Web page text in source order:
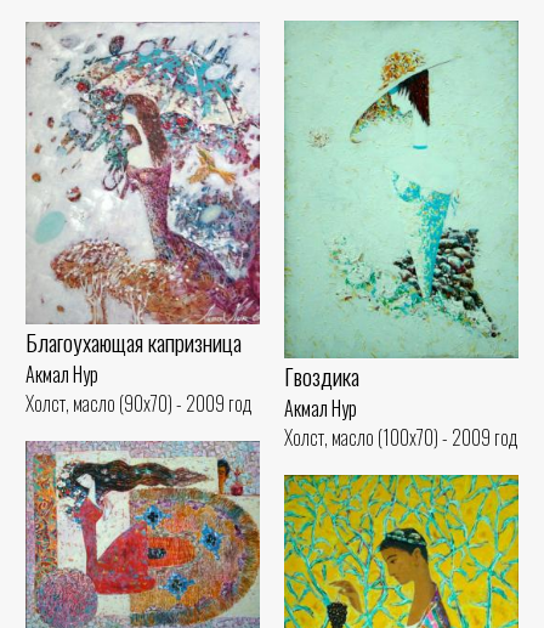
Гвоздика
Акмал Нур
Холст, масло (100x70) - 2009 год
Благоухающая капризница
Акмал Нур
Холст, масло (90x70) - 2009 год